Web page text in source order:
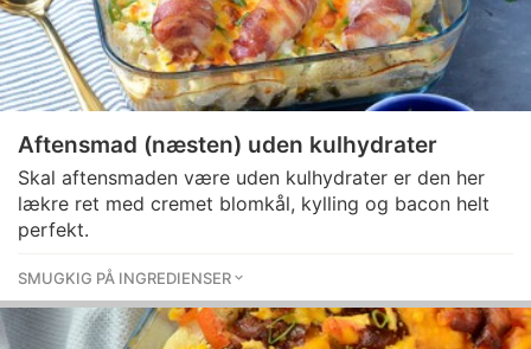
Aftensmad (næsten) uden kulhydrater
Skal aftensmaden være uden kulhydrater er den her
lækre ret med cremet blomkål, kylling og bacon helt
perfekt.
SMUGKIG PÅ INGREDIENSER